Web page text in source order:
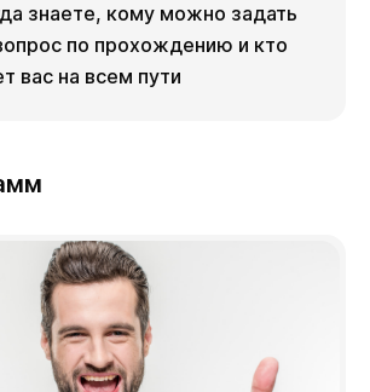
знаете, кому можно задать
по прохождению и кто
вас на всем пути